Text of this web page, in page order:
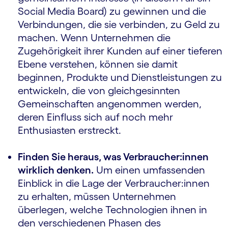
Social Media Board) zu gewinnen und die
Verbindungen, die sie verbinden, zu Geld zu
machen. Wenn Unternehmen die
Zugehörigkeit ihrer Kunden auf einer tieferen
Ebene verstehen, können sie damit
beginnen, Produkte und Dienstleistungen zu
entwickeln, die von gleichgesinnten
Gemeinschaften angenommen werden,
deren Einfluss sich auf noch mehr
Enthusiasten erstreckt.
Finden Sie heraus, was Verbraucher:innen
wirklich denken. Um einen umfassenden
Einblick in die Lage der Verbraucher:innen
zu erhalten, müssen Unternehmen
überlegen, welche Technologien ihnen in
den verschiedenen Phasen des